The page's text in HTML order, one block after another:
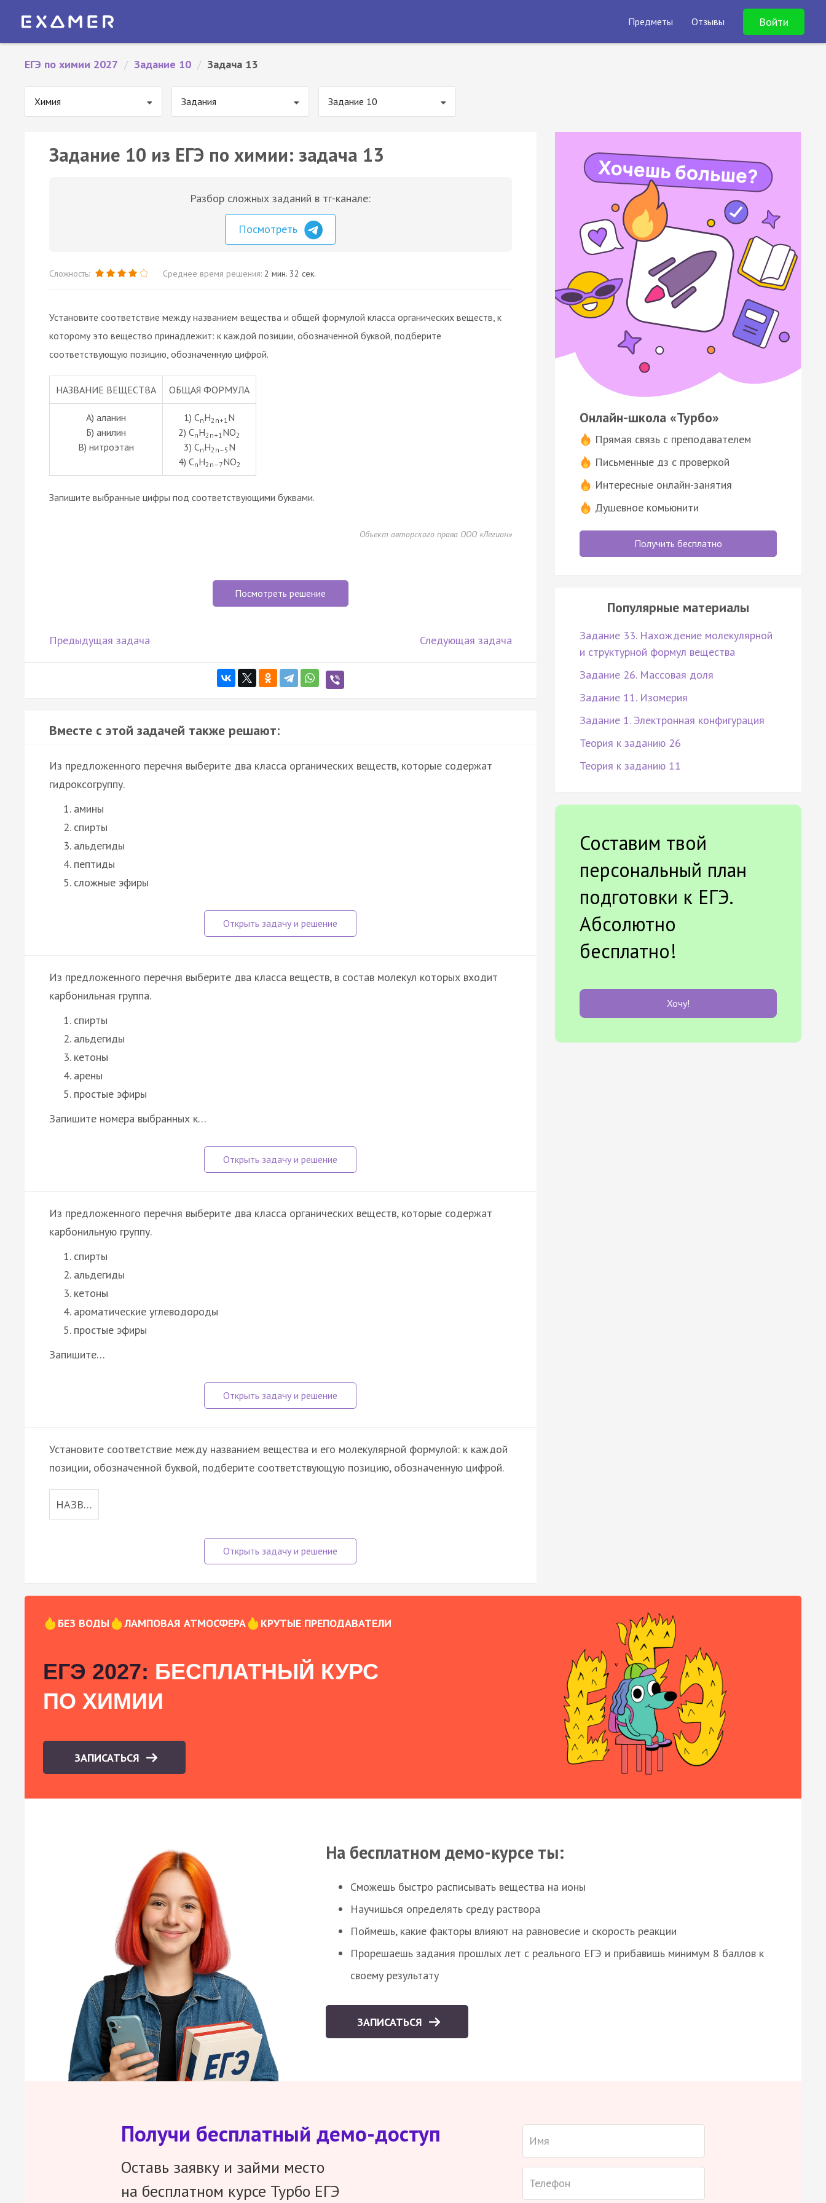
Предметы Отзывы Войти
ЕГЭ по химии 2027 / Задание 10 / Задача 13
Химия Задания Задание 10
Задание 10 из ЕГЭ по химии: задача 13
Разбор сложных заданий в тг-канале:
Посмотреть
Сложность: Среднее время решения: 2 мин. 32 сек.
Установите соответствие между названием вещества и общей формулой класса органических веществ, к
которому это вещество принадлежит: к каждой позиции, обозначенной буквой, подберите
соответствующую позицию, обозначенную цифрой.
НАЗВАНИЕ ВЕЩЕСТВА ОБЩАЯ ФОРМУЛА
А) аланин
Б) анилин
В) нитроэтан
1) CnH2n+1 N
2) CnH2n+1 NO2
3) CnH2n–5 N
4) CnH2n–7NO2
Запишите выбранные цифры под соответствующими буквами.
Объект авторского права ООО «Легион»
Посмотреть решение
Предыдущая задача Следующая задача
Вместе с этой задачей также решают:
Из предложенного перечня выберите два класса органических веществ, которые содержат
гидроксогруппу.
амины
спирты
альдегиды
пептиды
сложные эфиры
Из предложенного перечня выберите два класса веществ, в состав молекул которых входит
карбонильная группа.
спирты
альдегиды
кетоны
арены
простые эфиры
Запишите номера выбранных к…
Из предложенного перечня выберите два класса органических веществ, которые содержат
карбонильную группу.
спирты
альдегиды
кетоны
ароматические углеводороды
простые эфиры
Запишите…
Установите соответствие между названием вещества и его молекулярной формулой: к каждой
позиции, обозначенной буквой, подберите соответствующую позицию, обозначенную цифрой.
НАЗВ…
Онлайн-школа «Турбо»
Прямая связь с преподавателем
Письменные дз с проверкой
Интересные онлайн-занятия
Душевное комьюнити
Получить бесплатно
Популярные материалы
Задание 33. Нахождение молекулярной
и структурной формул вещества
Задание 26. Массовая доля
Задание 11. Изомерия
Задание 1. Электронная конфигурация
Теория к заданию 26
Теория к заданию 11
Составим твой
персональный план
подготовки к ЕГЭ.
Абсолютно
бесплатно!
Хочу!
БЕЗ ВОДЫ ЛАМПОВАЯ АТМОСФЕРА КРУТЫЕ ПРЕПОДАВАТЕЛИ
ЕГЭ 2027: БЕСПЛАТНЫЙ КУРС
ПО ХИМИИ
ЗАПИСАТЬСЯ
На бесплатном демо-курсе ты:
Сможешь быстро расписывать вещества на ионы
Научишься определять среду раствора
Поймешь, какие факторы влияют на равновесие и скорость реакции
Прорешаешь задания прошлых лет с реального ЕГЭ и прибавишь минимум 8 баллов к
своему результату
ЗАПИСАТЬСЯ
Получи бесплатный демо-доступ
Оставь заявку и займи место
на бесплатном курсе Турбо ЕГЭ